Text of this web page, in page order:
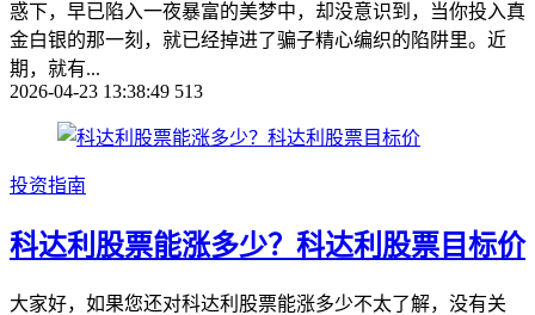
惑下，早已陷入一夜暴富的美梦中，却没意识到，当你投入真
金白银的那一刻，就已经掉进了骗子精心编织的陷阱里。近
期，就有...
2026-04-23 13:38:49 513
投资指南
科达利股票能涨多少？科达利股票目标价
大家好，如果您还对科达利股票能涨多少不太了解，没有关